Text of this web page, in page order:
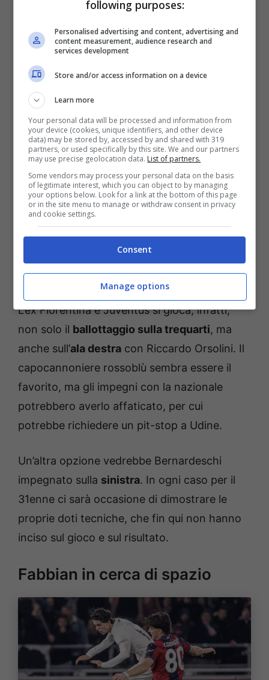
Con tre gol (di cui uni in Europa League) e un
assist, è probabile che Odgaard giocherà dal
primo minuto, ma è altrettanto
sarà sostituito in base alle esigenzedella
squadra. Bernardeschi e Fabbian scalpitano
per entrare.
Berna si gioca due ballottaggi
Il campione d’Europa, tornato in Italia dopo
tre stagioni spese a Toronto, sta cercando
ancora la sua forma migliore. Quello di oggi è
unBernardeschi in crescitache si è
guadagnato la fiducia di Italiano, e sabato
potrebbe avere più chances.
L’ex Fiorentina e Juventus si gioca, infatti,
non solo il ballottaggio sulla trequarti, ma
anche sull’ala destra con Riccardo Orsolini. Il
capocannoniere rossoblù sembra essere il
favorito, ma gli impegni con la nazionale
potrebbero averlo affaticato, per cui
potrebbe richiedere un pit-stop a Udine.
Un’altra opzione vedrebbe Bernardeschi
impegnato sulla sinistra. In ogni caso per il
31enne ci sarà occasione di dimostrare le
proprie doti tecniche, che fin qui non hanno
inciso sul gioco e sul risultato.
Fabbian in cerca di spazio
following purposes:
Personalised advertising and content, advertising and
content measurement, audience research and
services development
Store and/or access information on a device
Learn more
Your personal data will be processed and information from
your device (cookies, unique identifiers, and other device
data) may be stored by, accessed by and shared with 319
partners, or used specifically by this site. We and our partners
may use precise geolocation data. List of partners.
Some vendors may process your personal data on the basis
of legitimate interest, which you can object to by managing
your options below. Look for a link at the bottom of this page
or in the site menu to manage or withdraw consent in privacy
and cookie settings.
Consent
Manage options